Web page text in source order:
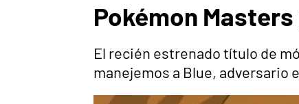
Asia peculiar
Pokémon
El recién estrenado título de
manejemos a Blue, adversario